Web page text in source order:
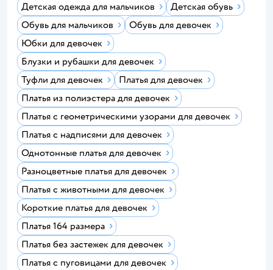
Детская одежда для мальчиков
Детская обувь
Обувь для мальчиков
Обувь для девочек
Юбки для девочек
Блузки и рубашки для девочек
Туфли для девочек
Платья для девочек
Платья из полиэстера для девочек
Платья с геометрическими узорами для девочек
Платья с надписями для девочек
Однотонные платья для девочек
Разноцветные платья для девочек
Платья с животными для девочек
Короткие платья для девочек
Платья 164 размера
Платья без застежек для девочек
Платья с пуговицами для девочек